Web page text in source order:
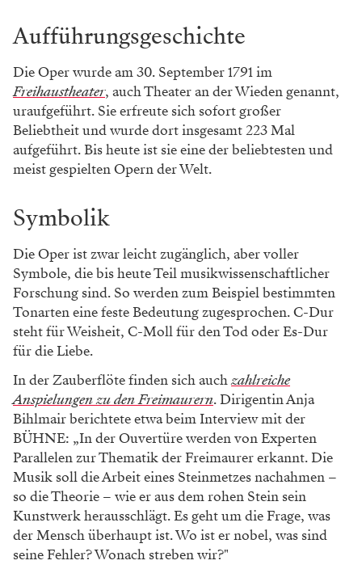
Aufführungsgeschichte
Die Oper wurde am 30. September 1791 im
Freihaustheater, auch Theater an der Wieden genannt,
uraufgeführt. Sie erfreute sich sofort großer
Beliebtheit und wurde dort insgesamt 223 Mal
aufgeführt. Bis heute ist sie eine der beliebtesten und
meist gespielten Opern der Welt.
Symbolik
Die Oper ist zwar leicht zugänglich, aber voller
Symbole, die bis heute Teil musikwissenschaftlicher
Forschung sind. So werden zum Beispiel bestimmten
Tonarten eine feste Bedeutung zugesprochen. C-Dur
steht für Weisheit, C-Moll für den Tod oder Es-Dur
für die Liebe.
In der Zauberflöte finden sich auchzahlreiche
Anspielungen zu den Freimaurern. Dirigentin Anja
Bihlmair berichtete etwa beim Interview mit der
BÜHNE: „In der Ouvertüre werden von Experten
Parallelen zur Thematik der Freimaurer erkannt. Die
Musik soll die Arbeit eines Steinmetzes nachahmen –
so die Theorie – wie er aus dem rohen Stein sein
Kunstwerk herausschlägt. Es geht um die Frage, was
der Mensch überhaupt ist. Wo ist er nobel, was sind
seine Fehler? Wonach streben wir?"